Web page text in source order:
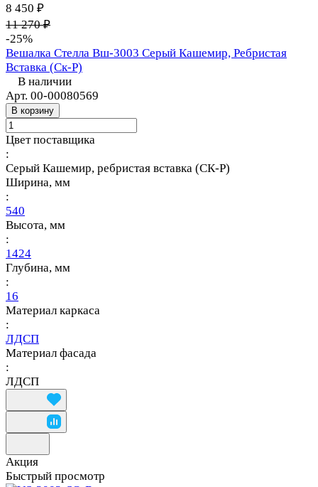
8 450 ₽
11 270 ₽
-25%
Вешалка Стелла Вш-3003 Серый Кашемир, Ребристая
Вставка (Ск-Р)
В наличии
Арт. 00-00080569
В корзину
Цвет поставщика
:
Серый Кашемир, ребристая вставка (СК-Р)
Ширина, мм
:
540
Высота, мм
:
1424
Глубина, мм
:
16
Материал каркаса
:
ЛДСП
Материал фасада
:
ЛДСП
Акция
Быстрый просмотр